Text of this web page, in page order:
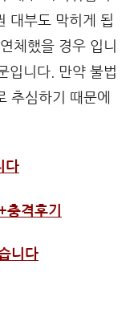
대부도 막히게 됩
체했을 경우 입니
입니다. 만약 불법
추심하기 때문에
다
격후기
니다